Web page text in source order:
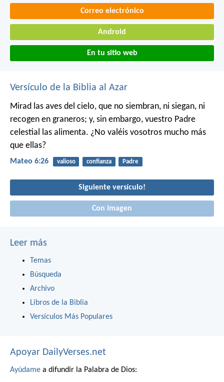
Correo electrónico
Android
En tu sitio web
Versículo de la Biblia al Azar
Mirad las aves del cielo, que no siembran, ni siegan, ni
recogen en graneros; y, sin embargo, vuestro Padre
celestial las alimenta. ¿No valéis vosotros mucho más
que ellas?
Mateo 6:26 valioso confianza Padre
Siguiente versículo!
Con imagen
Leer más
Temas
Búsqueda
Archivo
Libros de la Biblia
Versículos Más Populares
Apoyar DailyVerses.net
Ayúdame a difundir la Palabra de Dios: